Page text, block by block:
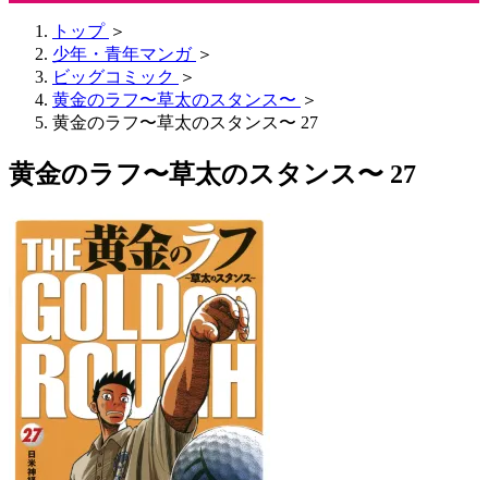
トップ ＞
少年・青年マンガ ＞
ビッグコミック ＞
黄金のラフ〜草太のスタンス〜 ＞
黄金のラフ〜草太のスタンス〜 27
黄金のラフ〜草太のスタンス〜 27